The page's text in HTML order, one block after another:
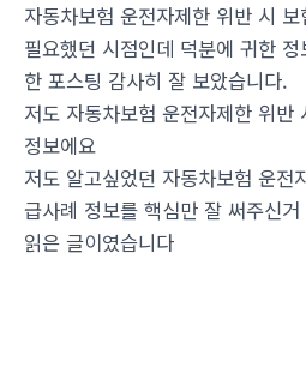
자동차보험 운전자제한 위반 시
필요했던 시점인데 덕분에 귀한
한 포스팅 감사히 잘 보았습니다.
저도 자동차보험 운전자제한 위반
정보에요
저도 알고싶었던 자동차보험 운전
급사례 정보를 핵심만 잘 써주신
읽은 글이였습니다